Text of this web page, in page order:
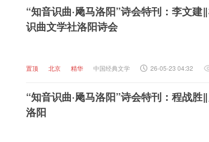
“知音识曲·飏马洛阳”诗会特刊：李文建
识曲文学社洛阳诗会
置顶 北京 精华 中国经典文学 26-05-23 04:32
“知音识曲·飏马洛阳”诗会特刊：程战胜
洛阳